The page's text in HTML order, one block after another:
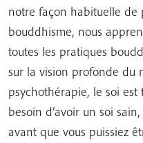
notre façon habituelle de
bouddhisme, nous
toutes les pratiques
sur la vision profonde du
psychothérapie, le soi
besoin d’avoir un soi
avant que vous puissiez